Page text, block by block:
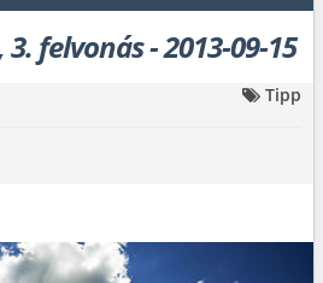
felvonás - 2013-09-15
Tipp